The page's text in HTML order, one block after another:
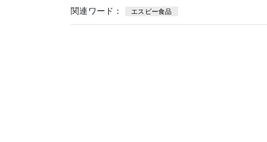
関連ワード： エスビー食品